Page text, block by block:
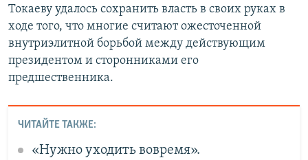
Токаеву удалось сохранить власть в своих руках в
ходе того, что многие считают ожесточенной
внутриэлитной борьбой между действующим
президентом и сторонниками его
предшественника.
ЧИТАЙТЕ ТАКЖЕ:
«Нужно уходить вовремя».